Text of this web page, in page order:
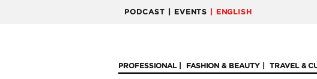
PODCAST | EVENTS | ENGLISH
PROFESSIONAL FASHION & BEAUTY TRAVEL &